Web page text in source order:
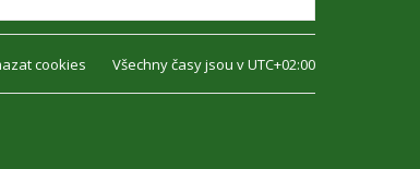
Všechny časy jsou vUTC+02:00
cookies